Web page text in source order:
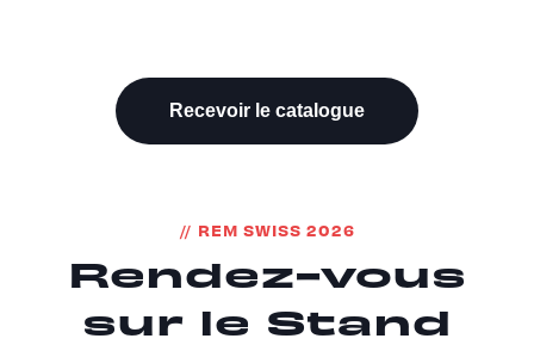
Recevoir le catalogue
REM SWISS 2026
Rendez-vous
sur le Stand